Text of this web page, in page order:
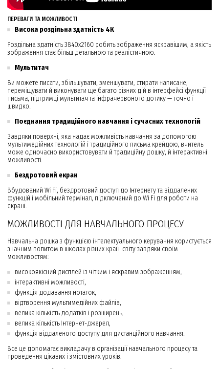
ПЕРЕВАГИ ТА МОЖЛИВОСТІ
Висока роздільна здатність 4К
Роздільна здатність 3840х2160 робить зображення яскравішим, а якість
зображення стає більш детальною та реалістичною.
Мультитач
Ви можете писати, збільшувати, зменшувати, стирати написане,
переміщувати й виконувати ще багато різних дій в інтерфейсі функції
письма, підтримці мультитач та інфрачервоного дотику — точно і
швидко.
Поєднання традиційного навчання і сучасних технологій
Завдяки поверхні, яка надає можливість навчання за допомогою
мультимедійних технологій і традиційного письма крейдою, вчитель
може одночасно використовувати й традиційну дошку, й інтерактивні
можливості.
Бездротовий екран
Вбудований Wi Fi, бездротовий доступ до Інтернету та віддалених
функцій і мобільний термінал, підключений до Wi Fi для роботи на
екрані.
МОЖЛИВОСТІ ДЛЯ НАВЧАЛЬНОГО ПРОЦЕСУ
Навчальна дошка з функцією інтелектуального керування користується
значним попитом в школах різних країн світу завдяки своїм
можливостям:
високоякісний дисплей із чітким і яскравим зображенням,
інтерактивні можливості,
функція додавання нотаток,
відтворення мультимедійних файлів,
велика кількість додатків і розширень,
велика кількість Інтернет-джерел,
функція віддаленого доступу для дистанційного навчання.
Все це допомагає викладачу в організації навчального процесу та
проведення цікавих і змістовних уроків.